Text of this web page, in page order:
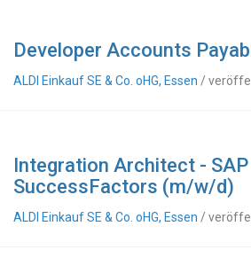
Developer Accounts
ALDI Einkauf SE & Co. oHG, Essen /
Integration Architect - SAP
SuccessFactors (m/w/d)
ALDI Einkauf SE & Co. oHG, Essen /